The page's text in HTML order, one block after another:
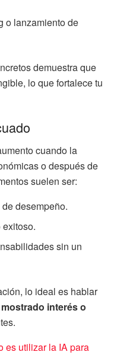
o lanzamiento de
demuestra que
lo que fortalece tu
cuando la
o después de
suelen ser:
desempeño.
sin un
lo ideal es hablar
interés o
es utilizar la IA para